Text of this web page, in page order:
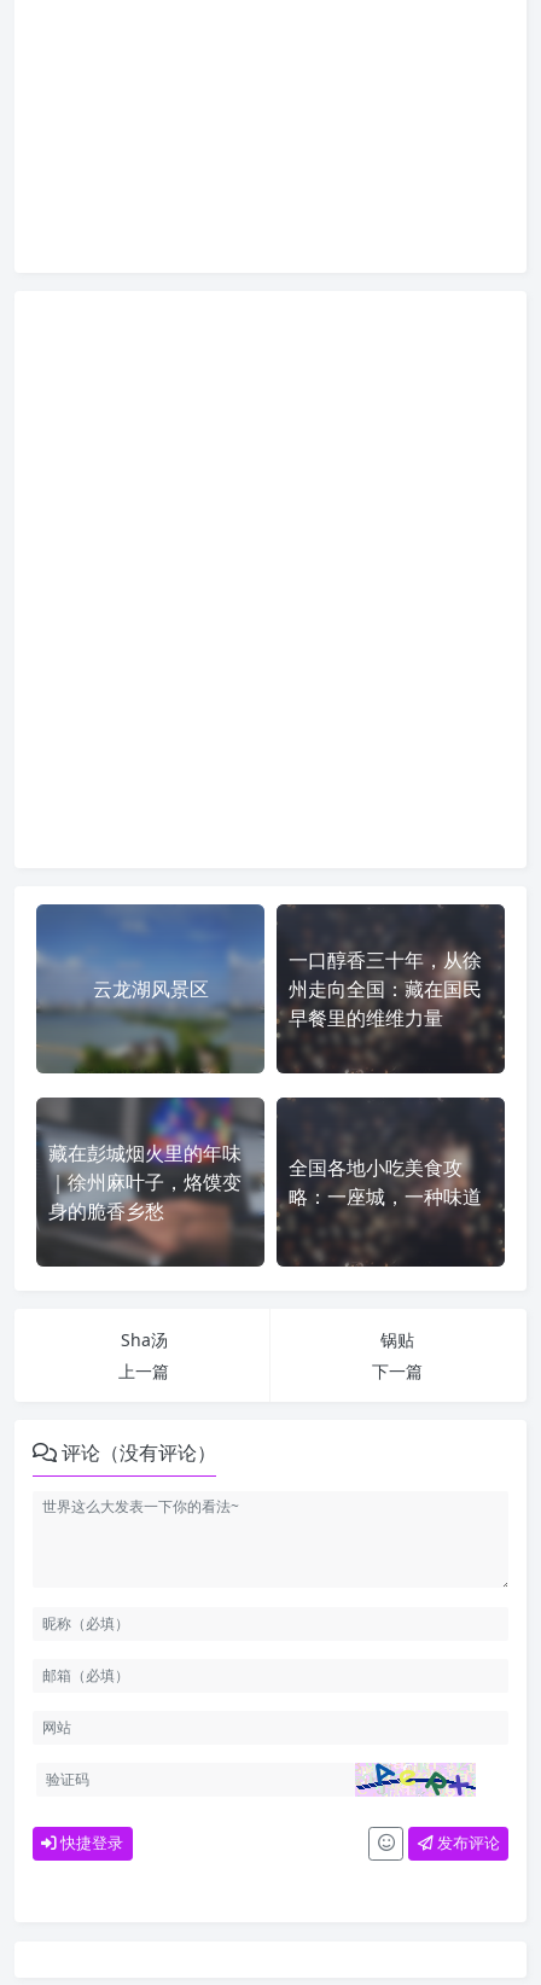
云龙湖风景区
一口醇香三十年，从徐
州走向全国：藏在国民
早餐里的维维力量
藏在彭城烟火里的年味
｜徐州麻叶子，烙馍变
身的脆香乡愁
全国各地小吃美食攻
略：一座城，一种味道
Sha汤
上一篇
锅贴
下一篇
评论（没有评论）
快捷登录 发布评论